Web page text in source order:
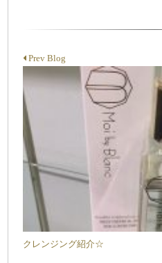
Prev Blog
クレンジング紹介☆